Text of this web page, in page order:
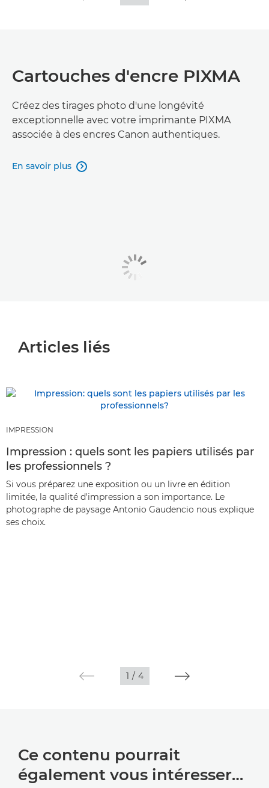
Cartouches d'encre PIXMA
Créez des tirages photo d'une longévité
exceptionnelle avec votre imprimante PIXMA
associée à des encres Canon authentiques.
En savoir plus 
Articles liés
IMPRESSION
Impression : quels sont les papiers utilisés par
les professionnels ?
Si vous préparez une exposition ou un livre en édition
limitée, la qualité d'impression a son importance. Le
photographe de paysage Antonio Gaudencio nous explique
ses choix.
1 / 4
Ce contenu pourrait
également vous intéresser…